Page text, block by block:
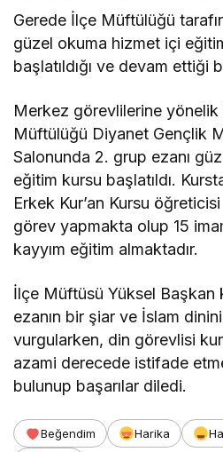
Gerede İlçe Müftülüğü
güzel okuma hizmet içi
başlatıldığı ve devam ettiği
Merkez görevlilerine yönelik
Müftülüğü Diyanet Gençlik
Salonunda 2. grup ezanı
eğitim kursu başlatıldı.
Erkek Kur’an Kursu
görev yapmakta olup 15
kayyım eğitim almaktadır.
İlçe Müftüsü Yüksel Başkan
ezanın bir şiar ve İslam
vurgularken, din görevlisi
azami derecede istifade
bulunup başarılar diledi.
Beğendim Harika